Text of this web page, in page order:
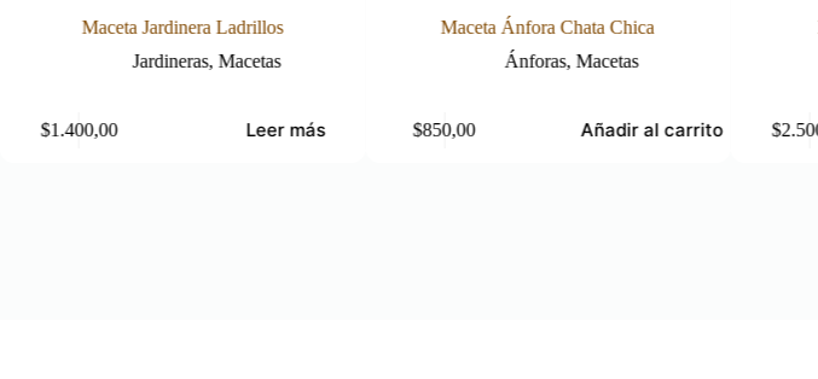
Leer más
Maceta Ánfora Chata Chica
Ánforas
Añadir al carrito
Maceta Canasta Mediana
Macetas
2.500,00 Leer más